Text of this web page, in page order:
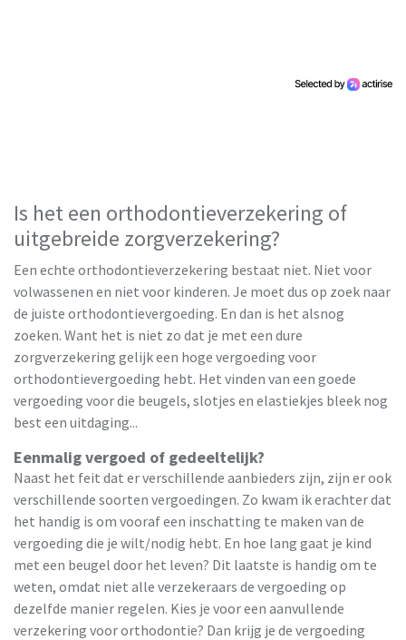
Is het een orthodontieverzekering of
uitgebreide zorgverzekering?
Een echte orthodontieverzekering bestaat niet. Niet voor
volwassenen en niet voor kinderen. Je moet dus op zoek naar
de juiste orthodontievergoeding. En dan is het alsnog
zoeken. Want het is niet zo dat je met een dure
zorgverzekering gelijk een hoge vergoeding voor
orthodontievergoeding hebt. Het vinden van een goede
vergoeding voor die beugels, slotjes en elastiekjes bleek nog
best een uitdaging...
Eenmalig vergoed of gedeeltelijk?
Naast het feit dat er verschillende aanbieders zijn, zijn er ook
verschillende soorten vergoedingen. Zo kwam ik erachter dat
het handig is om vooraf een inschatting te maken van de
vergoeding die je wilt/nodig hebt. En hoe lang gaat je kind
met een beugel door het leven? Dit laatste is handig om te
weten, omdat niet alle verzekeraars de vergoeding op
dezelfde manier regelen. Kies je voor een aanvullende
verzekering voor orthodontie? Dan krijg je de vergoeding